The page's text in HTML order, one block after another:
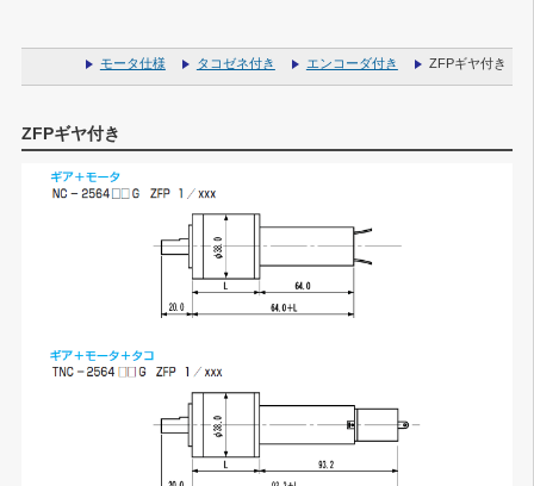
モータ仕様 タコゼネ付き エンコーダ付き ZFPギヤ付き
ZFPギヤ付き